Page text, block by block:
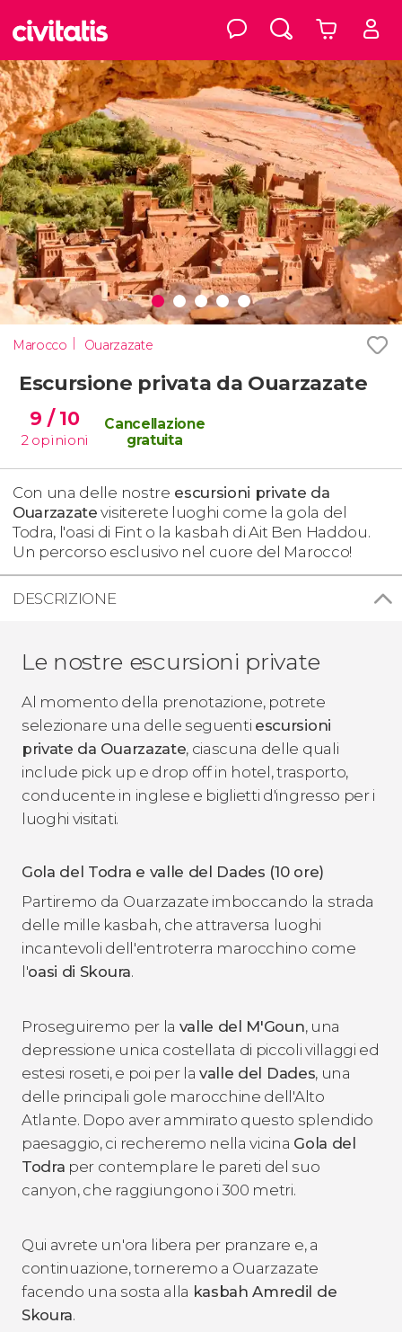
Marocco Ouarzazate
Escursione privata da Ouarzazate
9 / 10
2 opinioni
Cancellazione
gratuita
Con una delle nostre escursioni private da
Ouarzazate visiterete luoghi come la gola del
Todra, l'oasi di Fint o la kasbah di Ait Ben Haddou.
Un percorso esclusivo nel cuore del Marocco!
DESCRIZIONE
Le nostre escursioni private
Al momento della prenotazione, potrete
selezionare una delle seguenti escursioni
private da Ouarzazate, ciascuna delle quali
include pick up e drop off in hotel, trasporto,
conducente in inglese e biglietti d'ingresso per i
luoghi visitati.
Gola del Todra e valle del Dades (10 ore)
Partiremo da Ouarzazate imboccando la strada
delle mille kasbah, che attraversa luoghi
incantevoli dell'entroterra marocchino come
l'oasi di Skoura.
Proseguiremo per la valle del M'Goun, una
depressione unica costellata di piccoli villaggi ed
estesi roseti, e poi per lavalle del Dades, una
delle principali gole marocchine dell'Alto
Atlante. Dopo aver ammirato questo splendido
paesaggio, ci recheremo nella vicina Gola del
Todra per contemplare le pareti del suo
canyon, che raggiungono i 300 metri.
Qui avrete un'ora libera per pranzare e, a
continuazione, torneremo a Ouarzazate
facendo una sosta alla kasbah Amredil de
Skoura.